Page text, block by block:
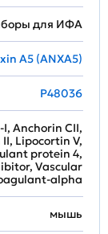
для ИФА
A5 (ANXA5)
P48036
I, Anchorin CII,
Lipocortin V,
protein 4,
Vascular
alpha
мышь